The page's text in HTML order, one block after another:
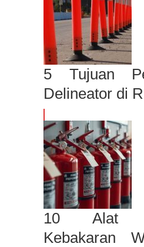
5 Tujuan
Delineator di
10 Alat
Kebakaran